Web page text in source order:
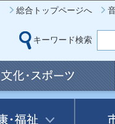
の本文へ移動
総合トップページへ
キーワード検索